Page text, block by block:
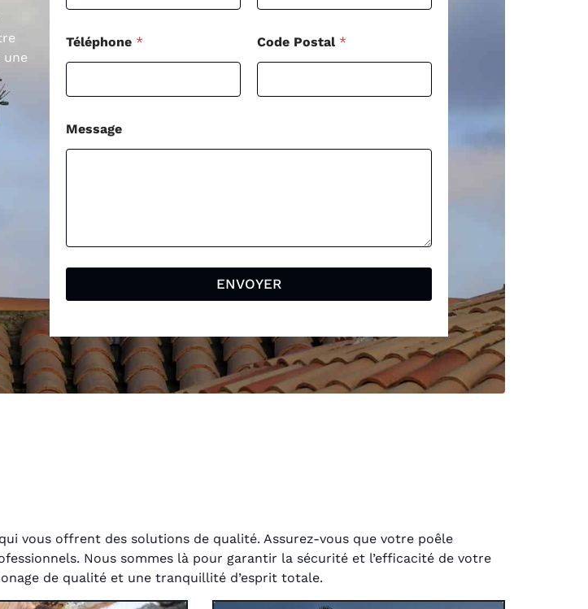
une
Téléphone * Code Postal *
Message
ENVOYER
vous offrent des solutions de qualité. Assurez-vous que votre poêle
Nous sommes là pour garantir la sécurité et l’efficacité de votre
de qualité et une tranquillité d’esprit totale.